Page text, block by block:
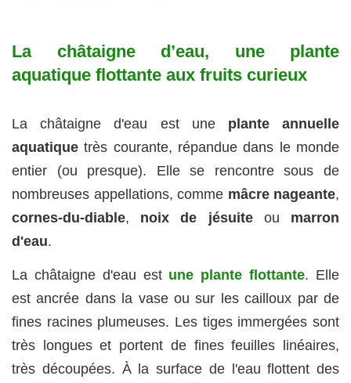
La châtaigne d’eau, une plante
aquatique flottante aux fruits curieux
La châtaigne d'eau est une plante annuelle
aquatique très courante, répandue dans le monde
entier (ou presque). Elle se rencontre sous de
nombreuses appellations, comme mâcre nageante,
cornes-du-diable, noix de jésuiteou marron
d'eau.
La châtaigne d'eau est une plante flottante. Elle
est ancrée dans la vase ou sur les cailloux par de
fines racines plumeuses. Les tiges immergées sont
très longues et portent de fines feuilles linéaires,
très découpées. À la surface de l'eau flottent des